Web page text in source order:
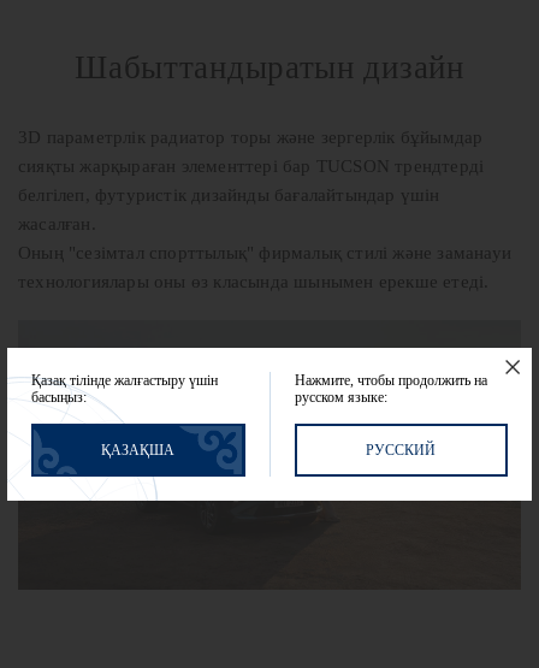
Шабыттандыратын дизайн
3D параметрлік радиатор торы және зергерлік бұйымдар
сияқты жарқыраған элементтері бар TUCSON трендтерді
белгілеп, футуристік дизайнды бағалайтындар үшін
жасалған.
Оның "сезімтал спорттылық" фирмалық стилі және заманауи
технологиялары оны өз класында шынымен ерекше етеді.
Қазақ тілінде жалғастыру үшін
басыңыз:
ҚАЗАҚША
Нажмите, чтобы продолжить на
русском языке:
РУССКИЙ